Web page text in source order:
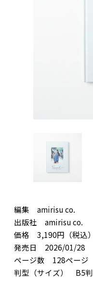
編集 amirisu co.
出版社 amirisu co.
価格 3,190円（税込）
発売日 2026/01/28
ページ数 128ページ
判型（サイズ） B5判